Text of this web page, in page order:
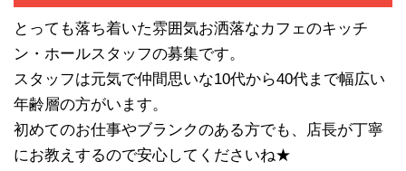
とっても落ち着いた雰囲気お洒落なカフェのキッチ
ン・ホールスタッフの募集です。
スタッフは元気で仲間思いな10代から40代まで幅広い
年齢層の方がいます。
初めてのお仕事やブランクのある方でも、店長が丁寧
にお教えするので安心してくださいね★